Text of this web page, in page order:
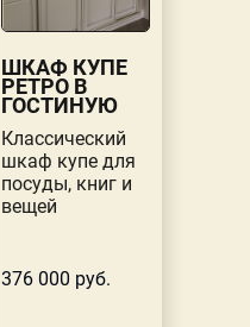
ШКАФ КУПЕ
РЕТРО В
ГОСТИНУЮ
Классический
шкаф купе для
посуды, книг и
вещей
376 000 руб.